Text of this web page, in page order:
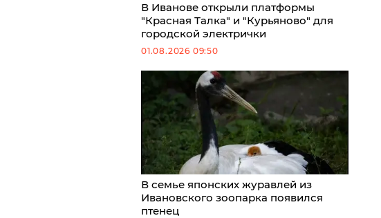
В Иванове открыли платформы
"Красная Талка" и "Курьяново" для
городской электрички
01.08.2026 09:50
В семье японских журавлей из
Ивановского зоопарка появился
птенец